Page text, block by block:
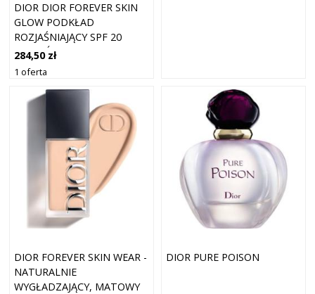
DIOR DIOR FOREVER SKIN
GLOW PODKŁAD
ROZJAŚNIAJĄCY SPF 20
ODCIEŃ 3 WARM 30 ML
284,50 zł
1 oferta
DIOR FOREVER SKIN WEAR -
NATURALNIE
WYGŁADZAJĄCY, MATOWY
DIOR PURE POISON